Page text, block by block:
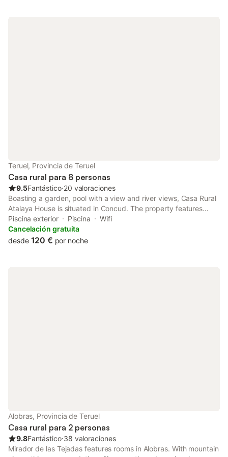
Teruel, Provincia de Teruel
Casa rural para 8 personas
9.5Fantástico⋅20 valoraciones
Boasting a garden, pool with a view and river views, Casa Rural
Atalaya House is situated in Concud. The property features
garden and city views. There is a sun terrace and guests can
make use of free WiFi and free private parking.
Piscina exterior Piscina
Wifi
Cancelación gratuita
desde 120 € por noche
Alobras, Provincia de Teruel
Casa rural para 2 personas
9.8Fantástico⋅38 valoraciones
Mirador de las Tejadas features rooms in Alobras. With mountain